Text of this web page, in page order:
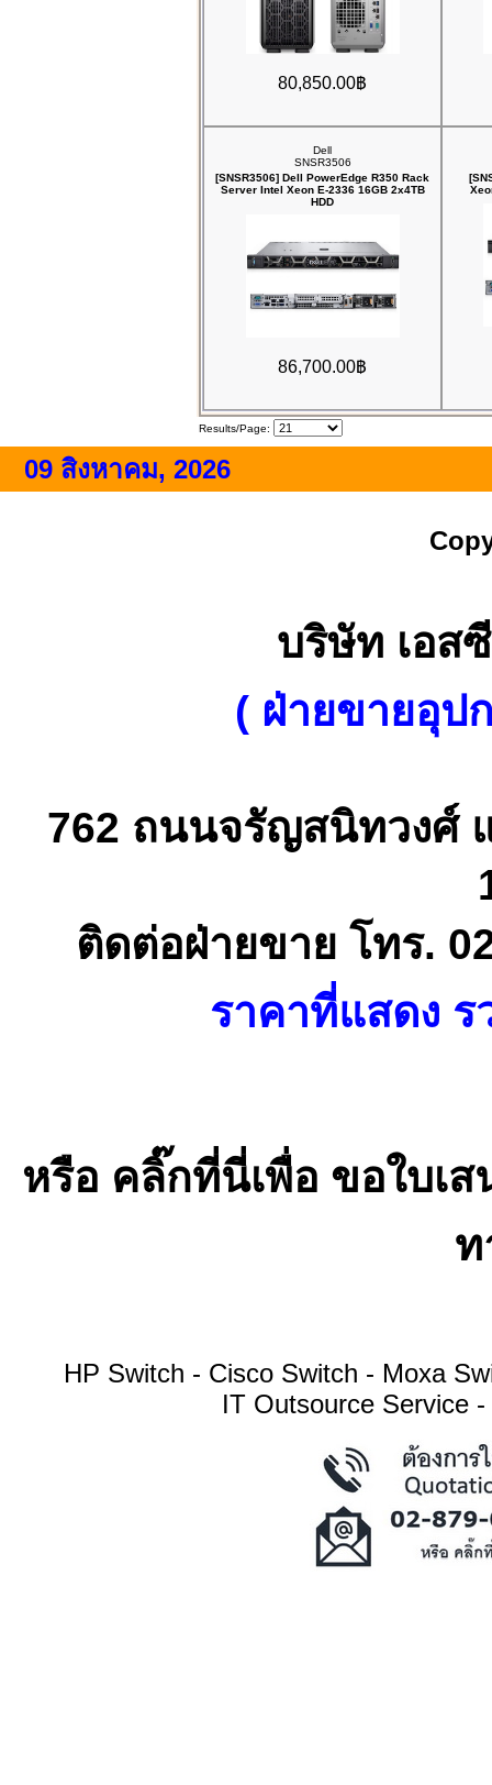
80,850.00฿
Dell
SNSR3506
[SNSR3506] Dell PowerEdge R350 Rack
Server Intel Xeon E-2336 16GB 2x4TB
HDD
86,700.00฿
Results/Page:
09 สิงหาคม, 2026
บริษัท เอส
( ฝ่ายขายอุป
762 ถนนจรัญสนิทวงศ์
ติดต่อฝ่ายขาย โทร.
ราคาที่แสดง
หรือ คลิ๊กที่นี่เพื่อ ขอใบเ
ท
HP Switch - Cisco Switch - Moxa
IT Outsource Service